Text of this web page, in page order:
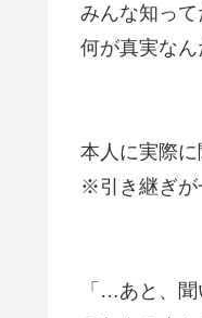
みんな知っ
何が真実な
本人に実際に
※引き継ぎが
「…あと、